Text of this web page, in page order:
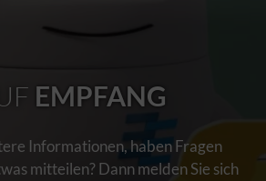
EMPFANG
Informationen, haben Fragen
mitteilen? Dann melden Sie sich